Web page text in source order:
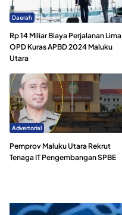
Daerah
Rp 14 Miliar Biaya Perjalanan Lima
OPD Kuras APBD 2024 Maluku
Utara
Advertorial
Pemprov Maluku Utara Rekrut
Tenaga IT Pengembangan SPBE